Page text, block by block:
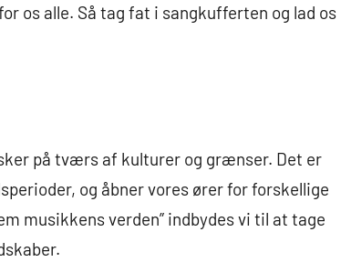
os alle. Så tag fat i sangkufferten og lad os
på tværs af kulturer og grænser. Det er
og åbner vores ører for forskellige
musikkens verden” indbydes vi til at tage